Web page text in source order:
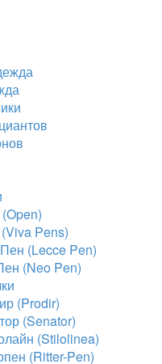
Pens)
(Lecce Pen)
(Neo Pen)
(Prodir)
(Senator)
(Stilolinea)
(Ritter-Pen)